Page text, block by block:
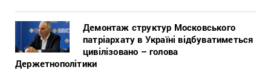
Демонтаж структур Московського
патріархату в Україні відбуватиметься
цивілізовано – голова
Держетнополітики